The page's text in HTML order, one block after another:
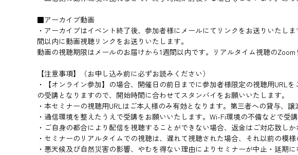
■アーカイブ動画
・アーカイブはイベント終了後、参加者様にメールにてリンクをお送りいたし
間以内に動画視聴リンクをお送りいたします。
動画の視聴期限はメールのお届けから1週間以内です。リアルタイム視聴の
【注意事項】（お申し込み前に必ずお読みください）
・【オンライン参加】の場合、開催日の前日までに参加者様限定の視聴用URL
の受講となりますので、開始時間に合わせてスタンバイをお願いいたします。
・本セミナーの視聴用URLはご本人様のみ有効となります。第三者への貸与、
・通信環境を整えたうえで受講をお願いいたします。Wi-Fi環境の不備などで受
・ご自身の都合により配信を視聴することができない場合、返金はご対応致し
・セミナーのリアルタイムでの視聴は、遅れて視聴された場合、それ以前の模様
・悪天候及び自然災害の影響、やむを得ない理由によりセミナーが中止・延期